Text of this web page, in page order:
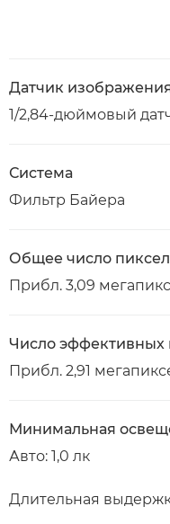
Датчик
1/2,84-дюймовый
Система
Фильтр Байера
Общее число
Прибл. 3,09
Число эффективных
Прибл. 2,91
Минимальная
Авто: 1,0 лк
Длительная